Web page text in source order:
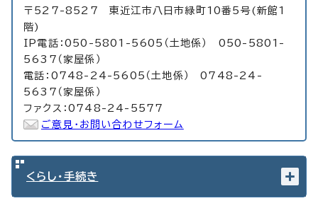
〒527-8527 東近江市八日市緑町10番5号(新館1
階)
IP電話：050-5801-5605（土地係） 050-5801-
5637（家屋係）
電話：0748-24-5605（土地係） 0748-24-
5637（家屋係）
ファクス：0748-24-5577
ご意見・お問い合わせフォーム
くらし・手続き